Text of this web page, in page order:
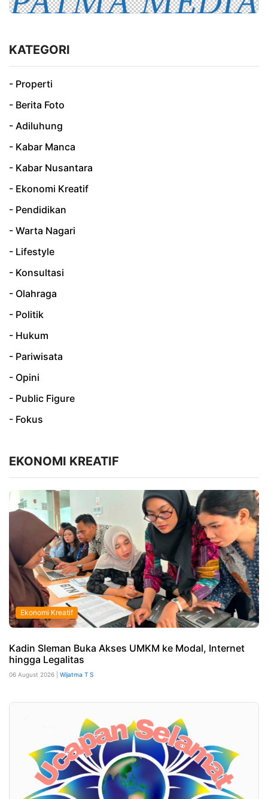
KATEGORI
- Properti
- Berita Foto
- Adiluhung
- Kabar Manca
- Kabar Nusantara
- Ekonomi Kreatif
- Pendidikan
- Warta Nagari
- Lifestyle
- Konsultasi
- Olahraga
- Politik
- Hukum
- Pariwisata
- Opini
- Public Figure
- Fokus
EKONOMI KREATIF
Ekonomi Kreatif
Kadin Sleman Buka Akses UMKM ke Modal, Internet
hingga Legalitas
06 August 2026 | Wijatma T S